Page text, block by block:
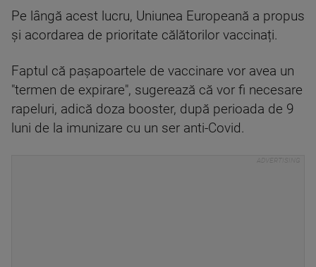
Pe lângă acest lucru, Uniunea Europeană a propus
și acordarea de prioritate călătorilor vaccinați.
Faptul că pașapoartele de vaccinare vor avea un
"termen de expirare", sugerează că vor fi necesare
rapeluri, adică doza booster, după perioada de 9
luni de la imunizare cu un ser anti-Covid.